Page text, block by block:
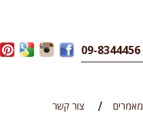
מאמרים צור קשר